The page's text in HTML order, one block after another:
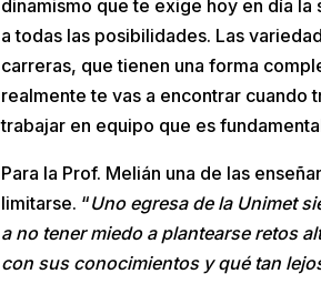
dinamismo que te exige hoy en día
a todas las posibilidades. Las
carreras, que tienen una forma
realmente te vas a encontrar cuando
trabajar en equipo que es
Para la Prof. Melián una de las
limitarse. “Uno egresa de la Unimet
a no tener miedo a plantearse retos
con sus conocimientos y qué tan